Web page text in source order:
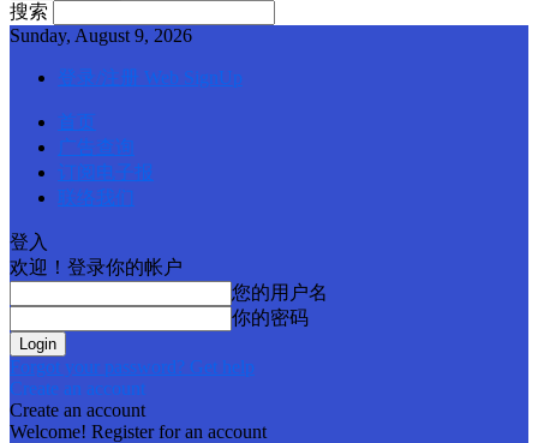
搜索
Sunday, August 9, 2026
登录/注册 Web SignUp
首页
广告查询
订阅电子报
联络我们
登入
欢迎！登录你的帐户
您的用户名
你的密码
Forgot your password? Get help
Create an account
Create an account
Welcome! Register for an account